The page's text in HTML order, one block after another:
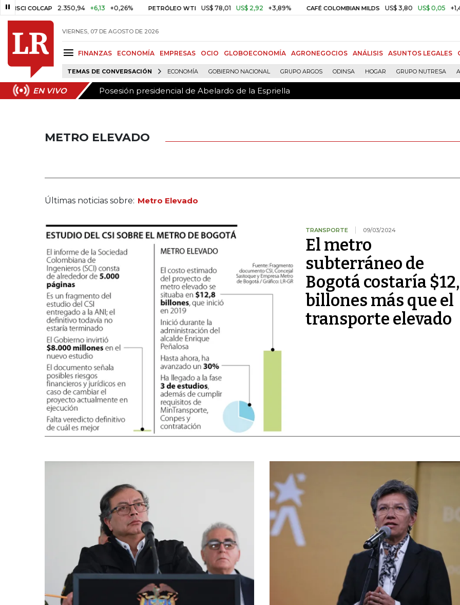
2.350,94 +6,13 +0,26% PETRÓLEO WTI US$ 78,01 US$ 2,92 +3,89% CAFÉ COLOMBIAN MILDS US$ 3,80 US$ 0,05 +1,40%
VIERNES, 07 DE AGOSTO DE 2026
FINANZAS ECONOMÍA EMPRESAS OCIO GLOBOECONOMÍA AGRONEGOCIOS ANÁLISIS ASUNTOS LEGALES
TEMAS DE CONVERSACIÓN ECONOMÍA GOBIERNO NACIONAL GRUPO ARGOS ODINSA HOGAR GRUPO NUTRESA
EN VIVO Posesión presidencial de Abelardo de la Espriella
EN VIVO Posesión presidencial de Abelardo de la Espriella
METRO ELEVADO
Últimas noticias sobre: Metro Elevado
TRANSPORTE 09/03/2024
El metro
subterráneo de
Bogotá costaría
billones más que el
transporte elevado